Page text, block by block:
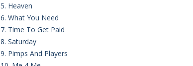
5. Heaven
6. What You Need
7. Time To Get Paid
8. Saturday
9. Pimps And Players